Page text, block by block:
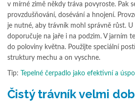
v mírné zimě někdy tráva povyroste. Pak
provzdušňování, dosévání a hnojení.
je nutné, aby trávník mohl správně růst.
doporučuje na jaře i na podzim. V jarním
do poloviny května. Použijte speciální
struktury mechu a on vyschne.
Tip: Tepelné čerpadlo jako efektivní a
Čistý trávník velmi